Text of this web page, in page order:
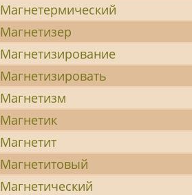
Магнетермический
Магнетизер
Магнетизирование
Магнетизировать
Магнетизм
Магнетик
Магнетит
Магнетитовый
Магнетический